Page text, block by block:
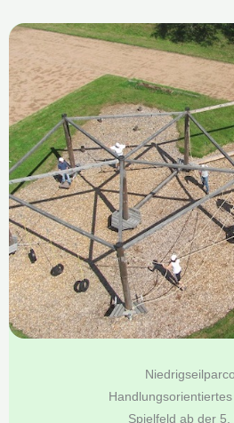
Spielfeld ab der 5.